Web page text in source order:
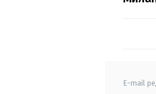
E-mail